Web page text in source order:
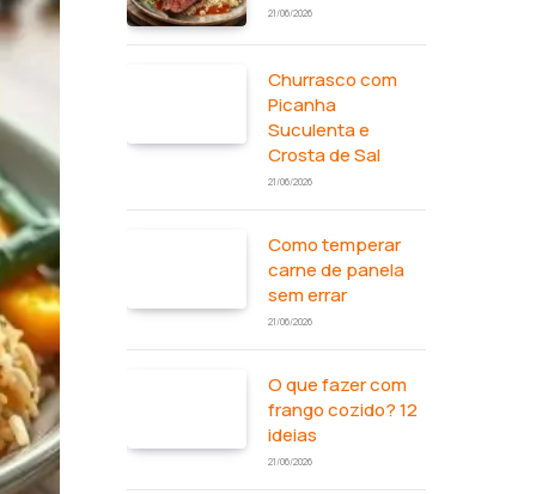
21/06/2026
Churrasco com
Picanha
Suculenta e
Crosta de Sal
21/06/2026
Como temperar
carne de panela
sem errar
21/06/2026
O que fazer com
frango cozido? 12
ideias
21/06/2026